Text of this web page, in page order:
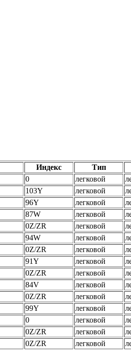
Индекс Тип
0 легковой
103Y легковой
96Y легковой
87W легковой
0Z/ZR легковой
94W легковой
0Z/ZR легковой
91Y легковой
0Z/ZR легковой
84V легковой
0Z/ZR легковой
99Y легковой
0 легковой
0Z/ZR легковой
0Z/ZR легковой